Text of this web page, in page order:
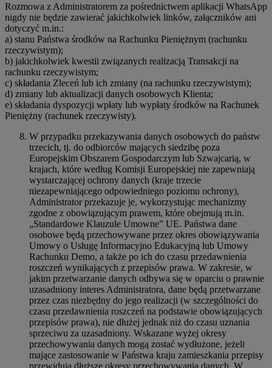
Rozmowa z Administratorem za pośrednictwem aplikacji WhatsApp
nigdy nie będzie zawierać jakichkolwiek linków, załączników ani
dotyczyć m.in.:
a) stanu Państwa środków na Rachunku Pieniężnym (rachunku
rzeczywistym);
b) jakichkolwiek kwestii związanych realizacją Transakcji na
rachunku rzeczywistym;
c) składania Zleceń lub ich zmiany (na rachunku rzeczywistym);
d) zmiany lub aktualizacji danych osobowych Klienta;
e) składania dyspozycji wpłaty lub wypłaty środków na Rachunek
Pieniężny (rachunek rzeczywisty).
W przypadku przekazywania danych osobowych do państw
trzecich, tj. do odbiorców mających siedzibę poza
Europejskim Obszarem Gospodarczym lub Szwajcarią, w
krajach, które według Komisji Europejskiej nie zapewniają
wystarczającej ochrony danych (kraje trzecie
niezapewniającego odpowiedniego poziomu ochrony),
Administrator przekazuje je, wykorzystując mechanizmy
zgodne z obowiązującym prawem, które obejmują m.in.
„Standardowe Klauzule Umowne” UE. Państwa dane
osobowe będą przechowywane przez okres obowiązywania
Umowy o Usługę Informacyjno Edukacyjną lub Umowy
Rachunku Demo, a także po ich do czasu przedawnienia
roszczeń wynikających z przepisów prawa. W zakresie, w
jakim przetwarzanie danych odbywa się w oparciu o prawnie
uzasadniony interes Administratora, dane będą przetwarzane
przez czas niezbędny do jego realizacji (w szczególności do
czasu przedawnienia roszczeń na podstawie obowiązujących
przepisów prawa), nie dłużej jednak niż do czasu uznania
sprzeciwu za uzasadniony. Wskazane wyżej okresy
przechowywania danych mogą zostać wydłużone, jeżeli
mające zastosowanie w Państwa kraju zamieszkania przepisy
przewidują dłuższe okresy przechowywania danych. W